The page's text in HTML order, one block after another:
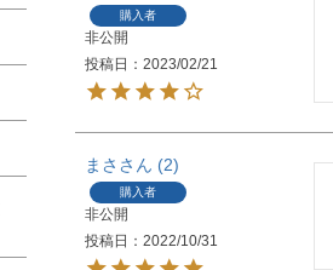
購入者
非公開
投稿日
2023/02/21
まさ 2
購入者
非公開
投稿日
2022/10/31